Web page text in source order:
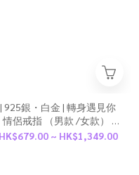
| 925銀・白金 | 轉身遇見你
情侶戒指 （男款 /女款） |
RI0833 |
HK$679.00 ~ HK$1,349.00